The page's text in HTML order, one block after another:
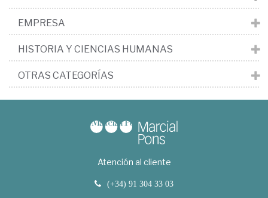
EMPRESA
HISTORIA Y CIENCIAS HUMANAS
OTRAS CATEGORÍAS
Atención al cliente
(+34) 91 304 33 03